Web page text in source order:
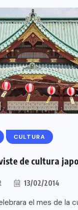
CULTURA
de cultura
13/02/2014
el mes de la